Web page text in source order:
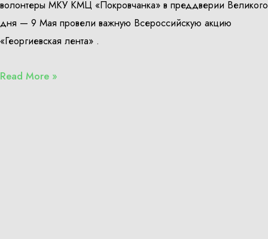
волонтеры МКУ КМЦ «Покровчанка» в преддверии Великого
дня — 9 Мая провели важную Всероссийскую акцию
«Георгиевская лента» .
Read More »